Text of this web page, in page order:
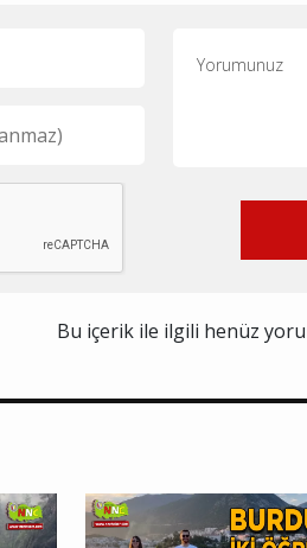
Bu içerik ile ilgili henüz